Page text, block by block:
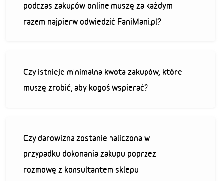
podczas zakupów online muszę za każdym
razem najpierw odwiedzić FaniMani.pl?
Czy istnieje minimalna kwota zakupów, które
muszę zrobić, aby kogoś wspierać?
Czy darowizna zostanie naliczona w
przypadku dokonania zakupu poprzez
rozmowę z konsultantem sklepu